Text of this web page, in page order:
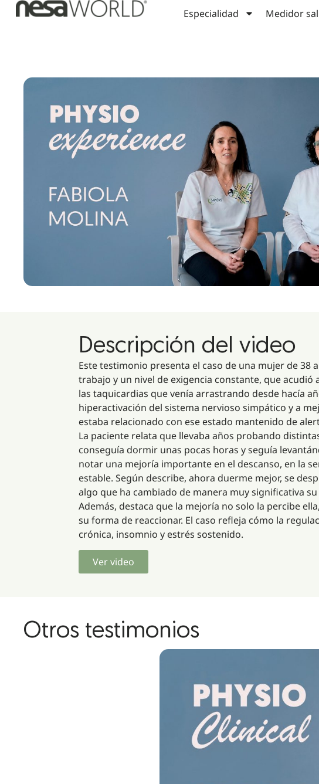
Especialidad Medidor
Descripción del video
Este testimonio presenta el caso de una mujer de
trabajo y un nivel de exigencia constante, que
las taquicardias que venía arrastrando desde hacía
hiperactivación del sistema nervioso simpático y a
estaba relacionado con ese estado mantenido de
La paciente relata que llevaba años probando
conseguía dormir unas pocas horas y seguía
notar una mejoría importante en el descanso, en la
estable. Según describe, ahora duerme mejor, se
algo que ha cambiado de manera muy significativa su
Además, destaca que la mejoría no solo la percibe
su forma de reaccionar. El caso refleja cómo la
crónica, insomnio y estrés sostenido.
Ver video
Otros testimonios